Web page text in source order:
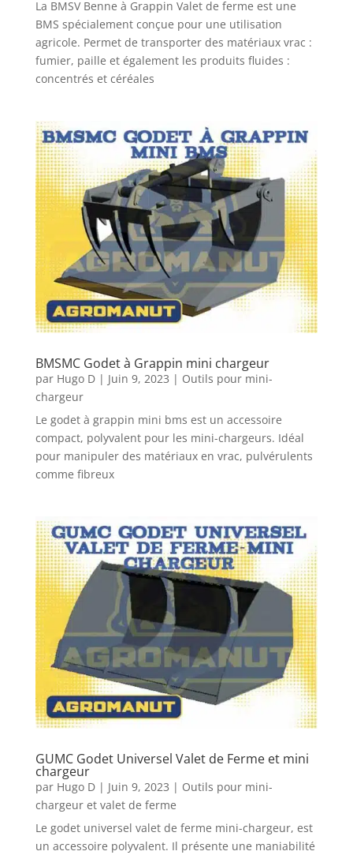
La BMSV Benne à Grappin Valet de ferme est une
BMS spécialement conçue pour une utilisation
agricole. Permet de transporter des matériaux vrac :
fumier, paille et également les produits fluides :
concentrés et céréales
BMSMC Godet à Grappin mini chargeur
par Hugo D| Juin 9, 2023 | Outils pour mini-
chargeur
Le godet à grappin mini bms est un accessoire
compact, polyvalent pour les mini-chargeurs. Idéal
pour manipuler des matériaux en vrac, pulvérulents
comme fibreux
GUMC Godet Universel Valet de Ferme et mini
chargeur
par Hugo D| Juin 9, 2023 | Outils pour mini-
chargeur et valet de ferme
Le godet universel valet de ferme mini-chargeur, est
un accessoire polyvalent. Il présente une maniabilité